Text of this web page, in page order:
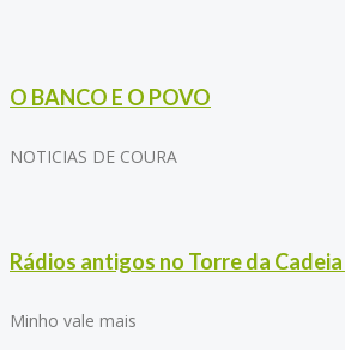
O BANCO E O POVO
NOTICIAS DE COURA
Rádios antigos no Torre da
Minho vale mais